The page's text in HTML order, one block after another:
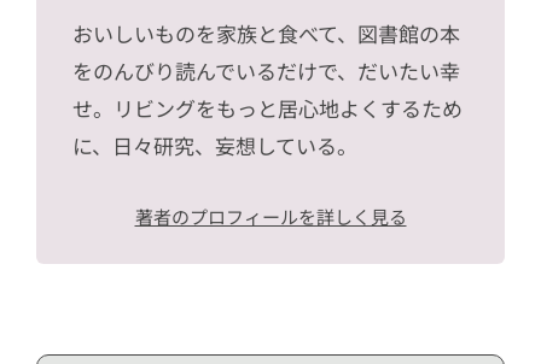
おいしいものを家族と食べて、図書館の本
をのんびり読んでいるだけで、だいたい幸
せ。リビングをもっと居心地よくするため
に、日々研究、妄想している。
著者のプロフィールを詳しく見る